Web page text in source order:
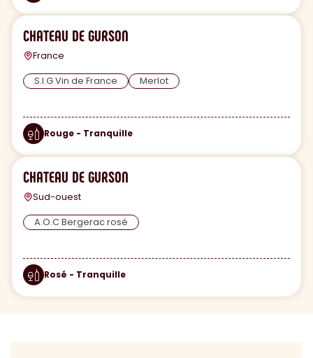
CHATEAU DE GURSON
France
S.I.G Vin de France
Merlot
Rouge - Tranquille
CHATEAU DE GURSON
Sud-ouest
A.O.C Bergerac rosé
Rosé - Tranquille